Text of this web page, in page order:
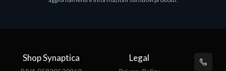
Shop Synaptica Legal